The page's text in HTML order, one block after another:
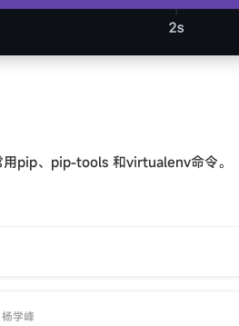
pip、pip-tools 和virtualenv命令。
杨学峰